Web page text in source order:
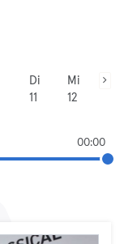
Di
11
Mi
12
00:00